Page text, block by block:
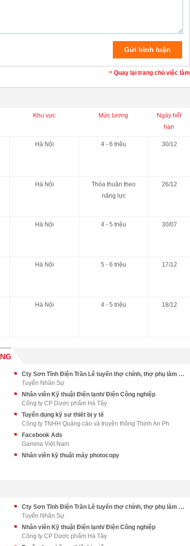
Quay lại trang chủ việc làm
Khu vực Mức lương
Ngày hết
hạn
Hà Nội 4 - 6 triệu 30/12
Hà Nội
Thỏa thuận theo
năng lực
26/12
Hà Nội 4 - 5 triệu 30/07
Hà Nội 5 - 6 triệu 17/12
Hà Nội 4 - 5 triệu 18/12
Cty Sơn Tĩnh Điện Trần Lê tuyển thợ chính, thợ phụ làm tại Bình Chánh
Tuyển Nhân Sự
Nhân viên Kỹ thuật Điện lạnh/ Điện Công nghiệp
Công ty CP Dược phẩm Hà Tây
Tuyển dụng kỹ sư thiết bị y tế
Công ty TNHH Quảng cáo và truyền thông Thịnh An Ph
Facebook Ads
Gamma Việt Nam
Nhân viên kỹ thuật máy photocopy
Cty Sơn Tĩnh Điện Trần Lê tuyển thợ chính, thợ phụ làm tại Bình Chánh
Tuyển Nhân Sự
Nhân viên Kỹ thuật Điện lạnh/ Điện Công nghiệp
Công ty CP Dược phẩm Hà Tây